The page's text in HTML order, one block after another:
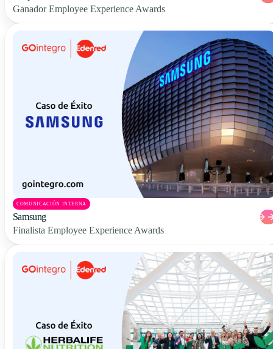
Ganador Employee Experience Awards
COMUNICACIÓN INTERNA
Samsung
Finalista Employee Experience Awards